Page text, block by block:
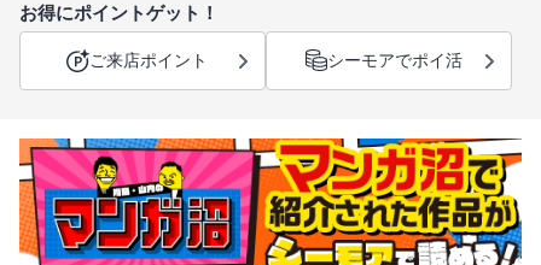
お得にポイントゲット！
ご来店ポイント シーモアでポイ活